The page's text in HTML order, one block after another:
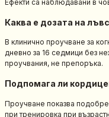
Ефекти са наблюдавани в
Каква е дозата на
В клинично проучване за
дневно за 16 седмици без
проучвания, не препоръка.
Подпомага ли
Проучване показва
при тренировка при